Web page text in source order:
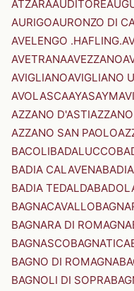
ATZARAAUDITORE
AURIGOAURONZO DI
AVELENGO .HAFLING.
AVETRANAAVEZZANO
AVIGLIANOAVIGLIANO
AVOLASCAAYAS
AZZANO D'ASTI
AZZANO SAN PAOLO
BACOLIBADALUCCO
BADIA CALAVENA
BADIA TEDALDA
BAGNACAVALLO
BAGNARA DI ROMAGNA
BAGNASCOBAGNATICA
BAGNO DI ROMAGNA
BAGNOLI DI SOPRA